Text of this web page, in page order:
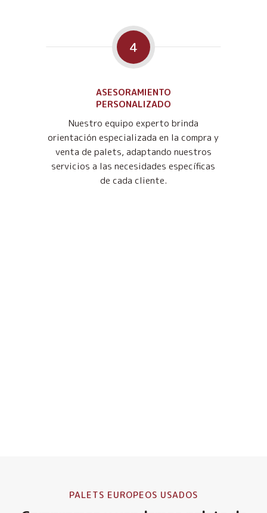
4
ASESORAMIENTO
PERSONALIZADO
Nuestro equipo experto brinda
orientación especializada en la compra y
venta de palets, adaptando nuestros
servicios a las necesidades específicas
de cada cliente.
PALETS EUROPEOS USADOS